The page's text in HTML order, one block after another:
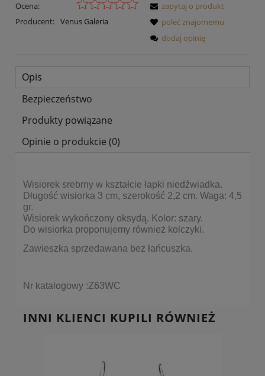
Ocena:
Producent: Venus Galeria
zapytaj o produkt
poleć znajomemu
dodaj opinię
Opis
Bezpieczeństwo
Produkty powiązane
Opinie o produkcie (0)
Wisiorek srebrny w kształcie łapki niedźwiadka.
Długość wisiorka 3 cm, szerokość 2,2 cm. Waga: 4,5
gr.
Wisiorek wykończony oksydą. Kolor: szary.
Do wisiorka proponujemy również kolczyki.
Zawieszka sprzedawana bez łańcuszka.
Nr katalogowy :Z63WC
INNI KLIENCI KUPILI RÓWNIEŻ